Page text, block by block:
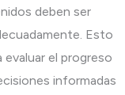
deben ser
Esto
el progreso
informadas